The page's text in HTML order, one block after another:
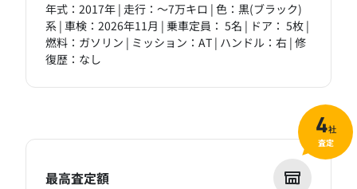
年式：2017年 | 走行：～7万キロ | 色：黒(ブラック)
系 | 車検：2026年11月 | 乗車定員： 5名 | ドア： 5枚 |
燃料：ガソリン | ミッション：AT | ハンドル：右 | 修
復歴：なし
最高査定額
4社
査定